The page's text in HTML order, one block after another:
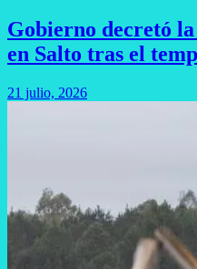
Gobierno decretó
en Salto tras el
21 julio, 2026